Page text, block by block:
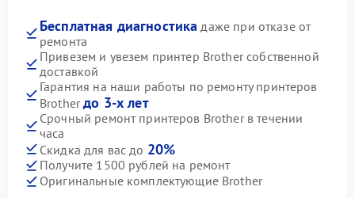
Бесплатная диагностика даже при отказе от
ремонта
Привезем и увезем принтер Brother собственной
доставкой
Гарантия на наши работы по ремонту принтеров
Brotherдо 3-х лет
Срочный ремонт принтеров Brother в течении
часа
Скидка для вас до 20%
Получите 1500 рублей на ремонт
Оригинальные комплектующие Brother